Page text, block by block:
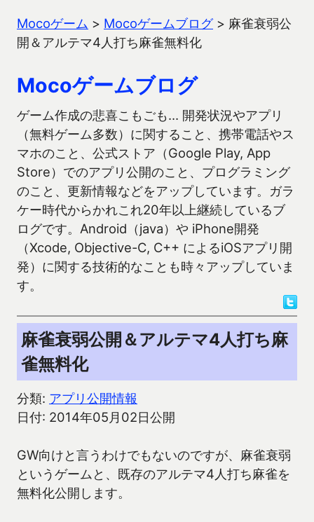
Mocoゲーム > Mocoゲームブログ> 麻雀衰弱公
開＆アルテマ4人打ち麻雀無料化
Mocoゲームブログ
ゲーム作成の悲喜こもごも… 開発状況やアプリ
（無料ゲーム多数）に関すること、携帯電話やス
マホのこと、公式ストア（Google Play, App
Store）でのアプリ公開のこと、プログラミング
のこと、更新情報などをアップしています。ガラ
ケー時代からかれこれ20年以上継続しているブ
ログです。Android（java）や iPhone開発
（Xcode, Objective-C, C++ によるiOSアプリ開
発）に関する技術的なことも時々アップしていま
す。
麻雀衰弱公開＆アルテマ4人打ち麻
雀無料化
分類: アプリ公開情報
日付: 2014年05月02日公開
GW向けと言うわけでもないのですが、麻雀衰弱
というゲームと、既存のアルテマ4人打ち麻雀を
無料化公開します。